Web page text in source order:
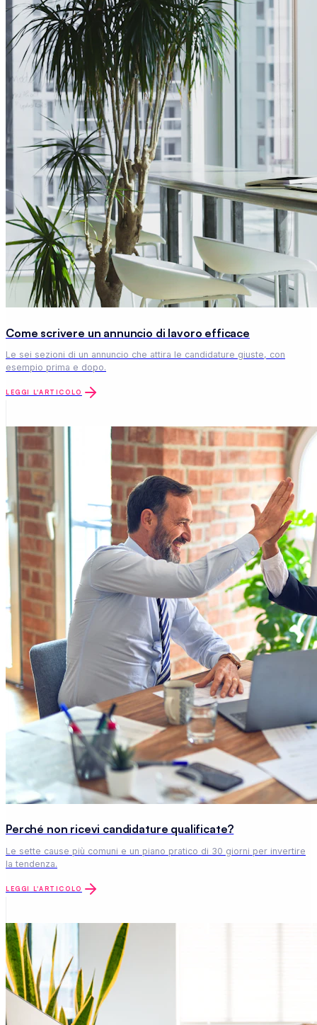
Come scrivere un annuncio di lavoro efficace
Le sei sezioni di un annuncio che attira le candidature giuste, con
esempio prima e dopo.
LEGGI L'ARTICOLO
Perché non ricevi candidature qualificate?
Le sette cause più comuni e un piano pratico di 30 giorni per invertire
la tendenza.
LEGGI L'ARTICOLO